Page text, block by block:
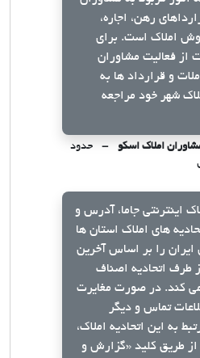
رهن، اجاره،
املاک است. برای
از فعالیت مشاوران
و قرارداد ها به
شهر خود مراجعه
املاک اسکو
حدود
اینترنتی جاما، آدرس و
های املاک استان ها
ایران را بر اساس آخرین
طرف اتحادیه اصناف
می کند. در صورت مغایرت
تماس و دیگر
به این اتحادیه املاک،
طریق کلید «گزارش و